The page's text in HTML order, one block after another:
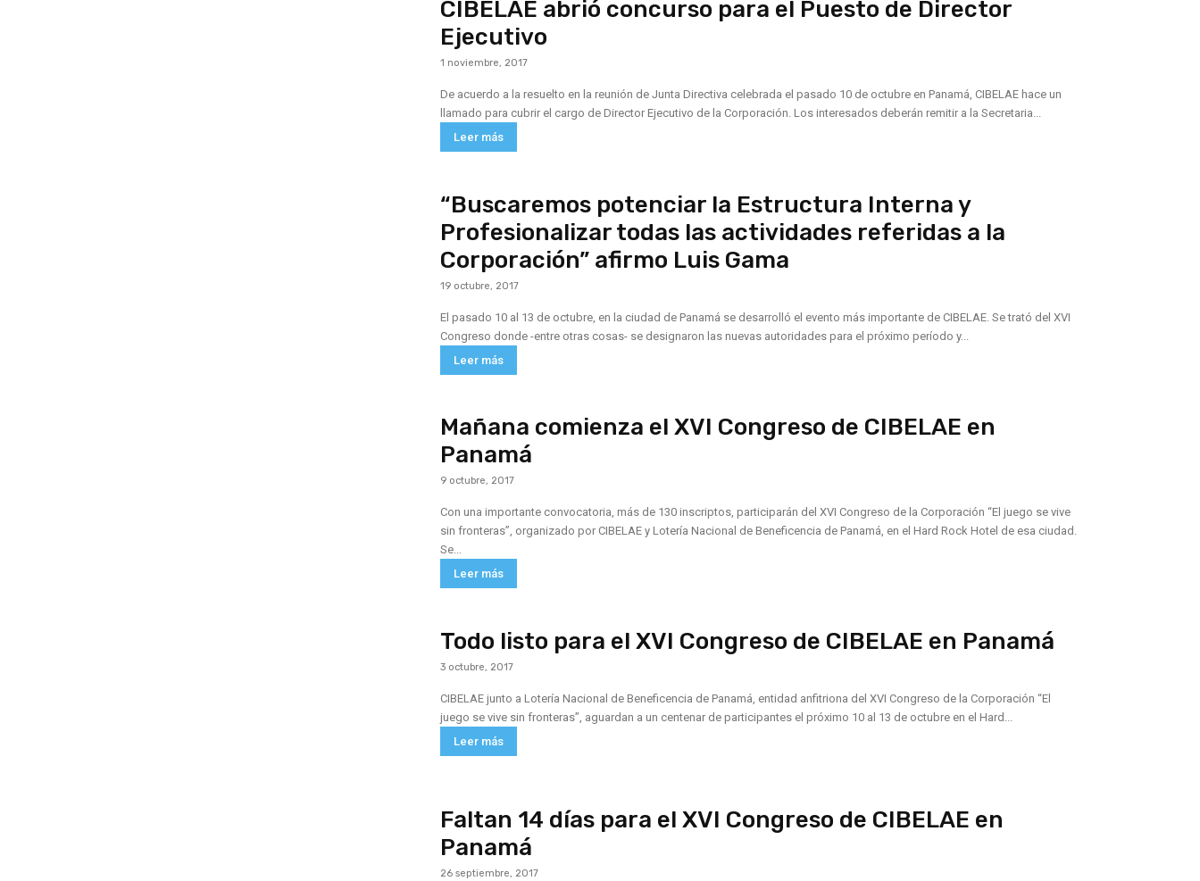
CIBELAE abrió concurso para el Puesto de Director
Ejecutivo
1 noviembre, 2017
De acuerdo a la resuelto en la reunión de Junta Directiva celebrada el pasado 10 de octubre en Panamá, CIBELAE hace un
llamado para cubrir el cargo de Director Ejecutivo de la Corporación. Los interesados deberán remitir a la Secretaria...
Leer más
“Buscaremos potenciar la Estructura Interna y
Profesionalizar todas las actividades referidas a la
Corporación” afirmo Luis Gama
19 octubre, 2017
El pasado 10 al 13 de octubre, en la ciudad de Panamá se desarrolló el evento más importante de CIBELAE. Se trató del XVI
Congreso donde -entre otras cosas- se designaron las nuevas autoridades para el próximo período y...
Leer más
Mañana comienza el XVI Congreso de CIBELAE en
Panamá
9 octubre, 2017
Con una importante convocatoria, más de 130 inscriptos, participarán del XVI Congreso de la Corporación “El juego se vive
sin fronteras”, organizado por CIBELAE y Lotería Nacional de Beneficencia de Panamá, en el Hard Rock Hotel de esa ciudad.
Se...
Leer más
Todo listo para el XVI Congreso de CIBELAE en Panamá
3 octubre, 2017
CIBELAE junto a Lotería Nacional de Beneficencia de Panamá, entidad anfitriona del XVI Congreso de la Corporación “El
juego se vive sin fronteras”, aguardan a un centenar de participantes el próximo 10 al 13 de octubre en el Hard...
Leer más
Faltan 14 días para el XVI Congreso de CIBELAE en
Panamá
26 septiembre, 2017